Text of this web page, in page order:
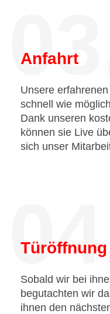
03.
Anfahrt
Unsere
schnell wie
Dank unseren
können sie Live
sich unser
04.
Türöffnung
Sobald wir bei
begutachten wir
ihnen den